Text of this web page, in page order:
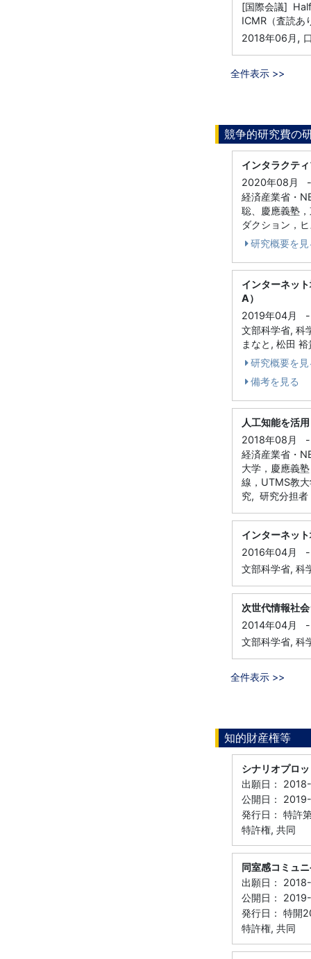
[国際会議]
ICMR（査読あ
2018年06月 ,
全件表示 >>
競争的研究費の
インタラクテ
2020年08月
-
経済産業省・
聡、慶應義塾
ダクション，
研究概要を見
インターネッ
A）
2019年04月
-
文部科学省, 科
まなと, 松田
研究概要を見
備考を見る
人工知能を活
2018年08月
-
経済産業省・
大学，慶應義
線，UTMS教
究, 研究分担者
インターネッ
2016年04月
-
文部科学省, 科
次世代情報社
2014年04月
-
文部科学省,
全件表示 >>
知的財産権等
シナリオプロ
出願日：
公開日：
発行日： 特許
特許権, 共同
同室感コミュ
出願日：
公開日：
発行日： 特開
特許権, 共同